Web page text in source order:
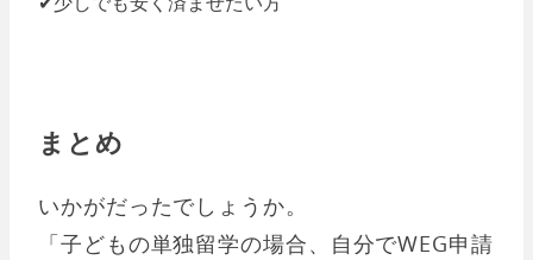
まとめ
いかがだったでしょうか。
「子どもの単独留学の場合、自分でWEG申請